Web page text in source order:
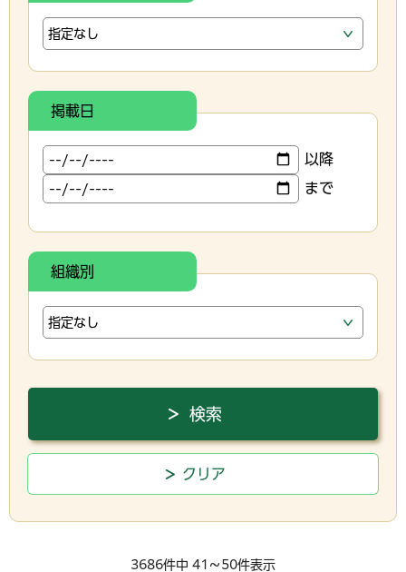
掲載日
以降
まで
組織別
3686件中 41～50件表示